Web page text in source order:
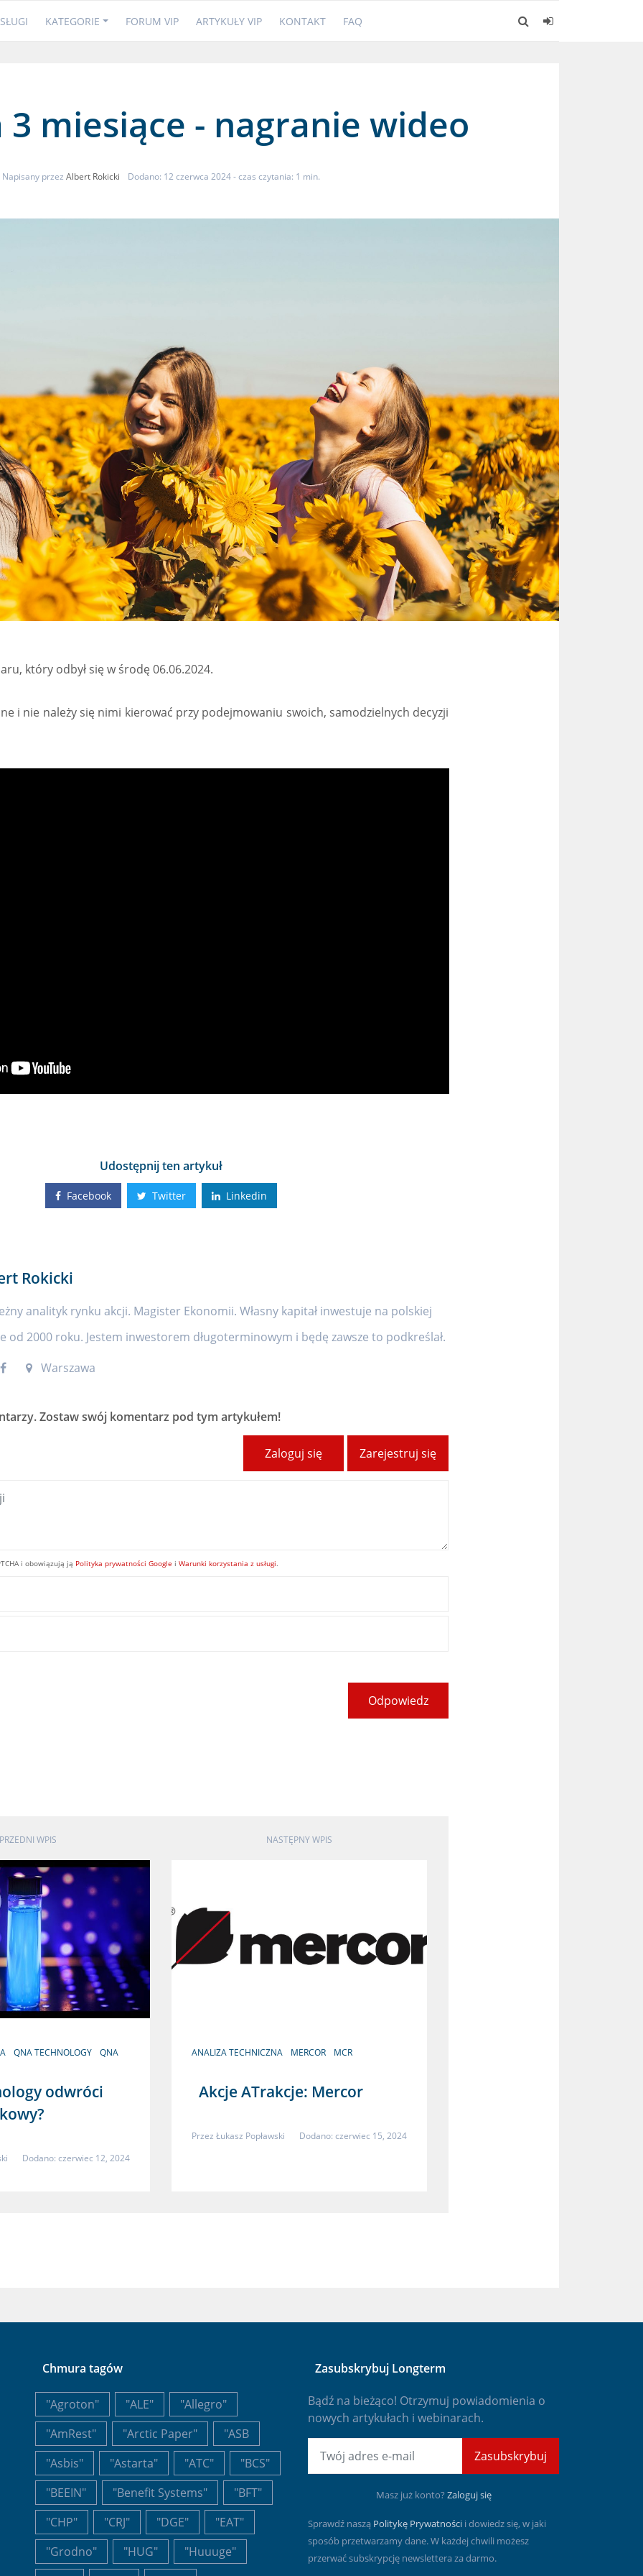
KATEGORIE FORUM VIP ARTYKUŁY VIP KONTAKT FAQ
miesiące - nagranie wideo
Napisany przez Albert Rokicki Dodano: 12 czerwca 2024 - czas czytania: 1 min.
który odbył się w środę 06.06.2024.
i nie należy się nimi kierować przy podejmowaniu swoich, samodzielnych decyzji
Udostępnij ten artykuł
Facebook Twitter Linkedin
Rokicki
analityk rynku akcji. Magister Ekonomii. Własny kapitał inwestuje na polskiej
od 2000 roku. Jestem inwestorem długoterminowym i będę zawsze to podkreślał.
Warszawa
. Zostaw swój komentarz pod tym artykułem!
Zarejestruj się
Zaloguj się
i obowiązują ją Polityka prywatności Google i Warunki korzystania z usługi.
Odpowiedz
WPIS
QNA TECHNOLOGY QNA
odwróci
Dodano: czerwiec 12, 2024
NASTĘPNY WPIS
ANALIZA TECHNICZNA MERCOR MCR
Akcje ATrakcje: Mercor
Przez Łukasz Popławski Dodano: czerwiec 15, 2024
Chmura tagów
"Agroton" "ALE"
"Allegro"
"AmRest"
"Arctic Paper"
"ASB
"Asbis"
"Astarta" "ATC"
"BCS"
"BEEIN"
"Benefit Systems"
"BFT"
"CHP"
"CRJ" "DGE"
"EAT"
"Grodno"
"HUG"
"Huuuge"
Zasubskrybuj Longterm
Bądź na bieżąco! Otrzymuj powiadomienia o
nowych artykułach i webinarach.
Zasubskrybuj
Masz już konto? Zaloguj się
Sprawdź naszą Politykę Prywatności i dowiedz się, w jaki
sposób przetwarzamy dane. W każdej chwili możesz
przerwać subskrypcję newslettera za darmo.